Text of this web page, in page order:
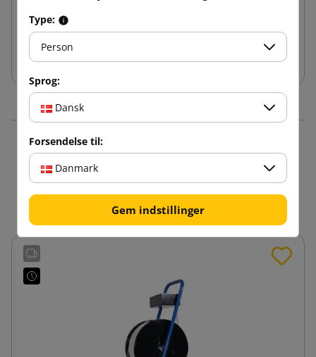
433,99 kr
16 andre varer i den
samme kategori:
Type:
Person
Sprog:
Dansk
Forsendelse til:
Danmark
Gem indstillinger